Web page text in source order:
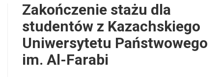
Zakończenie stażu dla
studentów z Kazachskiego
Uniwersytetu Państwowego
im. Al-Farabi